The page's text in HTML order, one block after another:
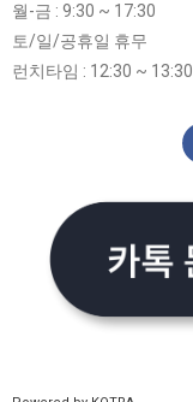
월-금 : 9:30 ~ 17:30
토/일/공휴일 휴무
런치타임 : 12:30 ~ 13:30